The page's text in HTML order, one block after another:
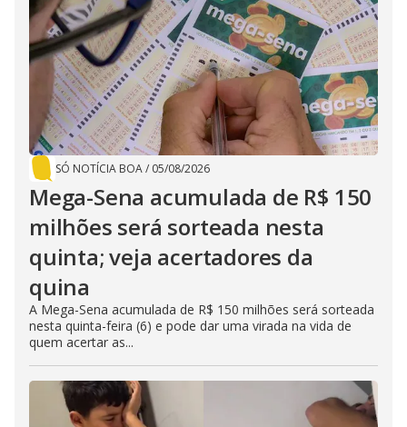
SÓ NOTÍCIA BOA/ 05/08/2026
Mega-Sena acumulada de R$ 150
milhões será sorteada nesta
quinta; veja acertadores da
quina
A Mega-Sena acumulada de R$ 150 milhões será sorteada
nesta quinta-feira (6) e pode dar uma virada na vida de
quem acertar as...